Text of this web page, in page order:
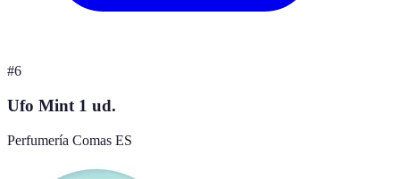
#6
Ufo Mint 1 ud.
Perfumería Comas ES